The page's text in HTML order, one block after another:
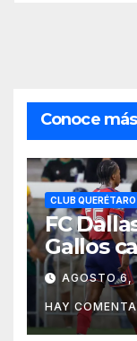
Conoce más
CLUB QUERÉTARO
FC
Gallos
AGOSTO
HAY